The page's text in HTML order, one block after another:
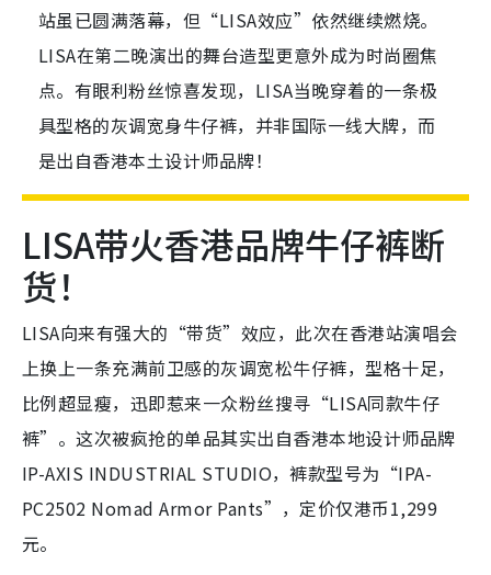
站虽已圆满落幕，但“LISA效应”依然继续燃烧。
LISA在第二晚演出的舞台造型更意外成为时尚圈焦
点。有眼利粉丝惊喜发现，LISA当晚穿着的一条极
具型格的灰调宽身牛仔裤，并非国际一线大牌，而
是出自香港本土设计师品牌！
LISA带火香港品牌牛仔裤断
货！
LISA向来有强大的“带货”效应，此次在香港站演唱会
上换上一条充满前卫感的灰调宽松牛仔裤，型格十足，
比例超显瘦，迅即惹来一众粉丝搜寻“LISA同款牛仔
裤”。这次被疯抢的单品其实出自香港本地设计师品牌
IP-AXIS INDUSTRIAL STUDIO，裤款型号为“IPA-
PC2502 Nomad Armor Pants”，定价仅港币1,299
元。